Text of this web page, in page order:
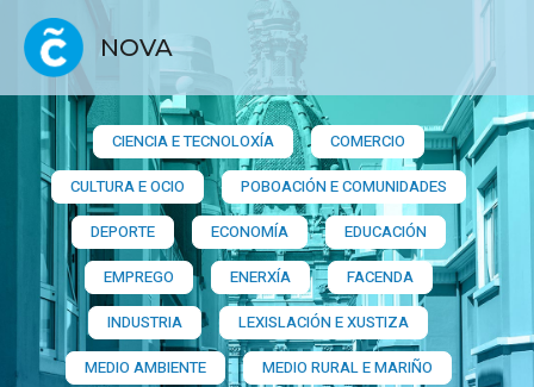
NOVA
CIENCIA E TECNOLOXÍA
COMERCIO
CULTURA E OCIO
POBOACIÓN E COMUNIDADES
DEPORTE
ECONOMÍA
EDUCACIÓN
EMPREGO
ENERXÍA
FACENDA
INDUSTRIA
LEXISLACIÓN E XUSTIZA
MEDIO AMBIENTE
MEDIO RURAL E MARIÑO